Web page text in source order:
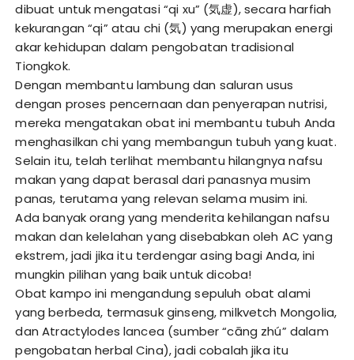
dibuat untuk mengatasi “qi xu” (気虚), secara harfiah
kekurangan “qi” atau chi (気) yang merupakan energi
akar kehidupan dalam pengobatan tradisional
Tiongkok.
Dengan membantu lambung dan saluran usus
dengan proses pencernaan dan penyerapan nutrisi,
mereka mengatakan obat ini membantu tubuh Anda
menghasilkan chi yang membangun tubuh yang kuat.
Selain itu, telah terlihat membantu hilangnya nafsu
makan yang dapat berasal dari panasnya musim
panas, terutama yang relevan selama musim ini.
Ada banyak orang yang menderita kehilangan nafsu
makan dan kelelahan yang disebabkan oleh AC yang
ekstrem, jadi jika itu terdengar asing bagi Anda, ini
mungkin pilihan yang baik untuk dicoba!
Obat kampo ini mengandung sepuluh obat alami
yang berbeda, termasuk ginseng, milkvetch Mongolia,
dan Atractylodes lancea (sumber “cāng zhú” dalam
pengobatan herbal Cina), jadi cobalah jika itu